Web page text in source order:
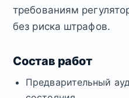
требованиям
без риска штрафов.
Состав работ
Предварительный